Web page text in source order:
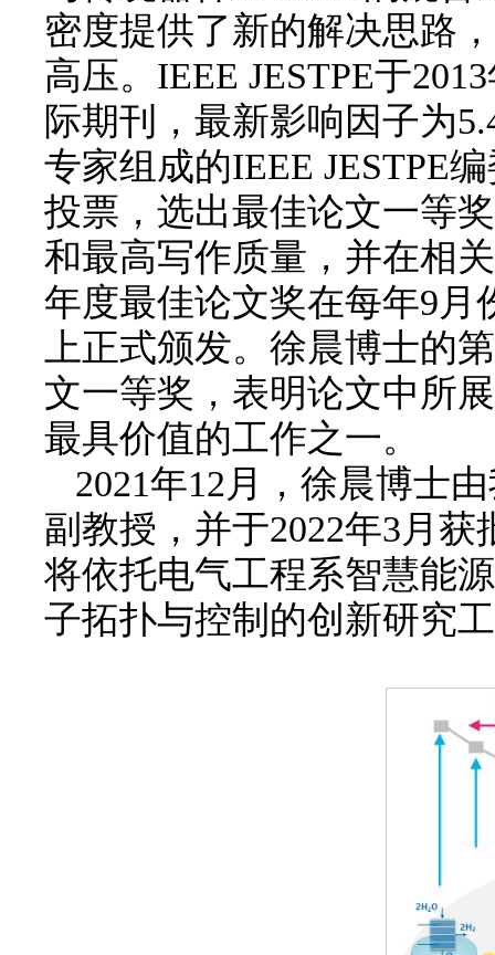
密度提供了新的解决思路
高压。IEEE JESTPE于
际期刊，最新影响因子为
专家组成的IEEE JESTPE
投票，选出最佳论文一等
和最高写作质量，并在相
年度最佳论文奖在每年9月
上正式颁发。徐晨博士的
文一等奖，表明论文中所
最具价值的工作之一。
2021年12月，徐晨博士
副教授，并于2022年3月
将依托电气工程系智慧能
子拓扑与控制的创新研究